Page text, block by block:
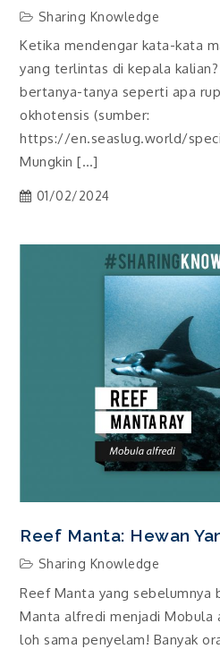
Sharing Knowledge
Ketika mendengar kata-kata
yang terlintas di kepala
bertanya-tanya seperti apa
okhotensis (sumber:
https://en.seaslug.world/
Mungkin […]
01/02/2024
Reef Manta: Hewan
Sharing Knowledge
Reef Manta yang sebelumnya
Manta alfredi menjadi Mobula
loh sama penyelam! Banyak